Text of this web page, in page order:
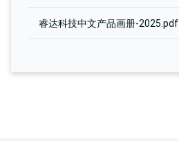
睿达科技中文产品画册-2025.pdf